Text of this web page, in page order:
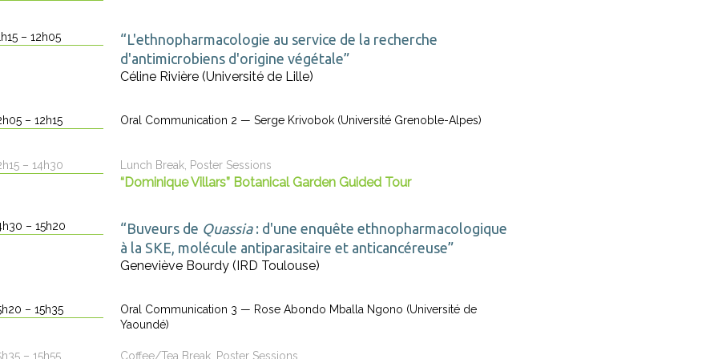
– 12h05
“L'ethnopharmacologie au service de la recherche
d'antimicrobiens d'origine végétale”
Céline Rivière (Université de Lille)
– 12h15 Oral Communication 2 — Serge Krivobok (Université Grenoble-Alpes)
– 14h30 Lunch Break, Poster Sessions
“Dominique Villars” Botanical Garden Guided Tour
– 15h20 “Buveurs de Quassia: d'une enquête ethnopharmacologique
à la SKE, molécule antiparasitaire et anticancéreuse”
Geneviève Bourdy (IRD Toulouse)
– 15h35
Oral Communication 3 — Rose Abondo Mballa Ngono (Université de
Yaoundé)
– 15h55 Coffee/Tea Break, Poster Sessions